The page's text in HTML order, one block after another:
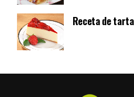
Receta de